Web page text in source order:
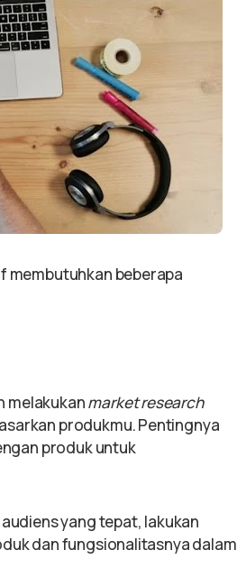
membutuhkan beberapa
melakukanmarket research
produkmu. Pentingnya
produk untuk
yang tepat, lakukan
dan fungsionalitasnya dalam